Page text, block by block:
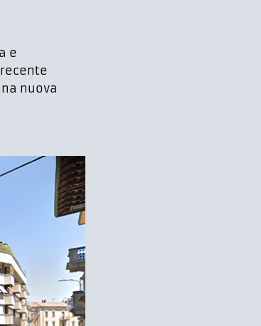
e
recente
nuova